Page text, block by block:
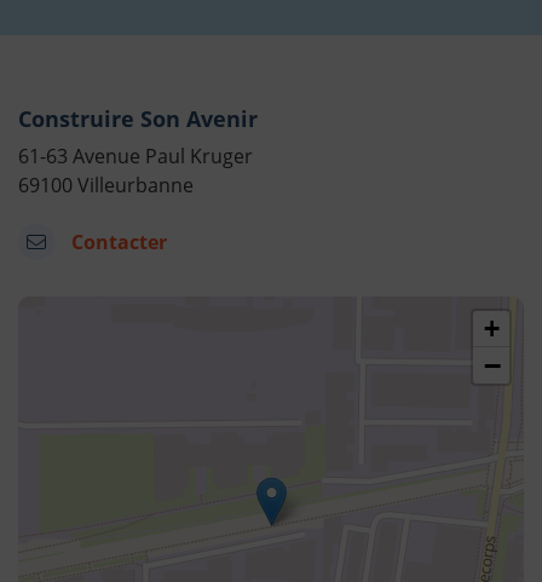
Construire Son Avenir
61-63 Avenue Paul Kruger
69100 Villeurbanne
Contacter
+
−